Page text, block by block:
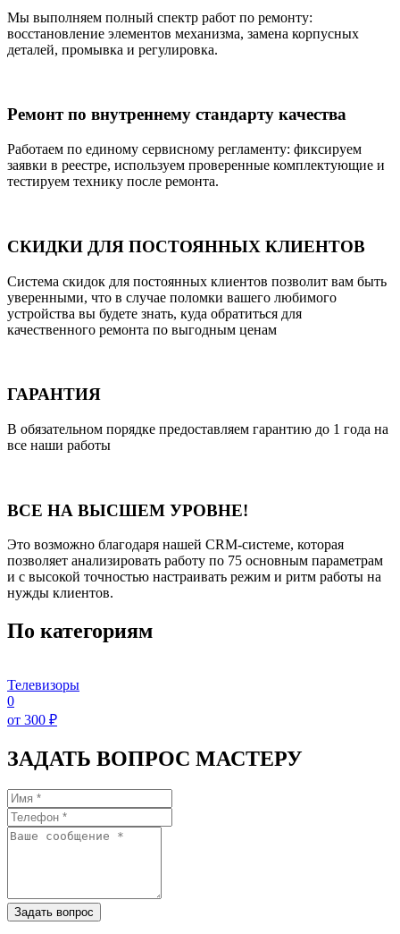
Мы выполняем полный спектр работ по ремонту:
восстановление элементов механизма, замена корпусных
деталей, промывка и регулировка.
Ремонт по внутреннему стандарту качества
Работаем по единому сервисному регламенту: фиксируем
заявки в реестре, используем проверенные комплектующие и
тестируем технику после ремонта.
СКИДКИ ДЛЯ ПОСТОЯННЫХ КЛИЕНТОВ
Система скидок для постоянных клиентов позволит вам быть
уверенными, что в случае поломки вашего любимого
устройства вы будете знать, куда обратиться для
качественного ремонта по выгодным ценам
ГАРАНТИЯ
В обязательном порядке предоставляем гарантию до 1 года на
все наши работы
ВСЕ НА ВЫСШЕМ УРОВНЕ!
Это возможно благодаря нашей CRM-системе, которая
позволяет анализировать работу по 75 основным параметрам
и с высокой точностью настраивать режим и ритм работы на
нужды клиентов.
По категориям
Телевизоры
0
от 300 ₽
ЗАДАТЬ ВОПРОС МАСТЕРУ